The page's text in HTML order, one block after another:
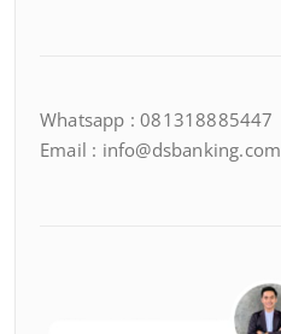
Whatsapp : 081318885447
Email : info@dsbanking.com